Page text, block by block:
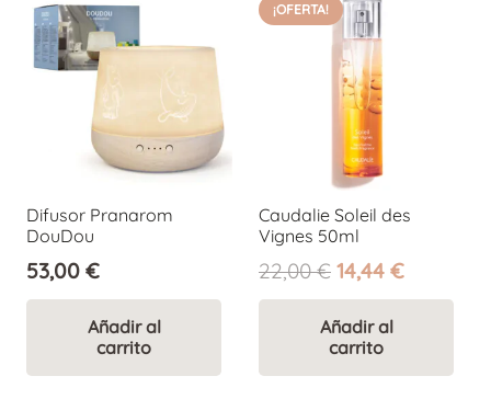
Difusor Pranarom
DouDou
53,00 €
Añadir al
carrito
¡OFERTA!
Caudalie Soleil des
Vignes 50ml
22,00€ El
precio
original
era:
22,00 €.
14,44 €El
precio
14,44 €.
Añadir al
carrito